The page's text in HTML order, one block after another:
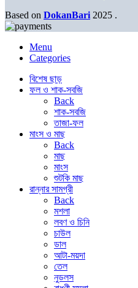
Based on DokanBari 2025 .
Menu
Categories
বিশেষ ছাড়
ফল ও শাক-সবজি
Back
শাক-সবজি
তাজা-ফল
মাংস ও মাছ
Back
মাছ
মাংস
শুটকি মাছ
রান্নার সামগ্রী
Back
মশলা
লবণ ও চিনি
চাউল
ডাল
আটা-ময়দা
তেল
নুডলস